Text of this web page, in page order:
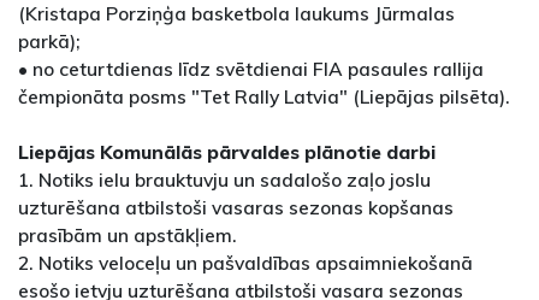
(Kristapa Porziņģa basketbola laukums Jūrmalas
parkā);
• no ceturtdienas līdz svētdienai FIA pasaules rallija
čempionāta posms "Tet Rally Latvia" (Liepājas pilsēta).
Liepājas Komunālās pārvaldes plānotie darbi
1. Notiks ielu brauktuvju un sadalošo zaļo joslu
uzturēšana atbilstoši vasaras sezonas kopšanas
prasībām un apstākļiem.
2. Notiks veloceļu un pašvaldības apsaimniekošanā
esošo ietvju uzturēšana atbilstoši vasara sezonas